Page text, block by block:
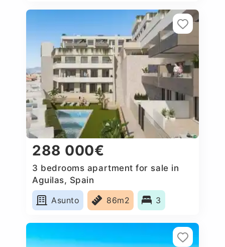
288 000€
3 bedrooms apartment for sale in
Aguilas, Spain
Asunto
86m2 3